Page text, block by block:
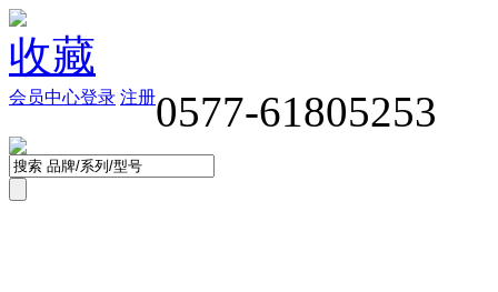
收藏
0577-61805253
登录 注册
会员中心